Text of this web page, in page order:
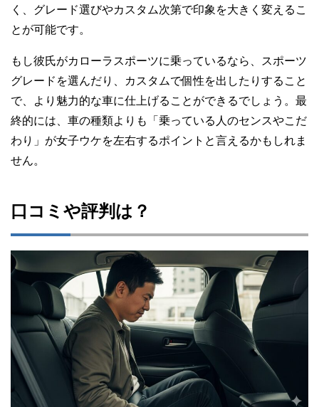
く、グレード選びやカスタム次第で印象を大きく変えるこ
とが可能です。
もし彼氏がカローラスポーツに乗っているなら、スポーツ
グレードを選んだり、カスタムで個性を出したりすること
で、より魅力的な車に仕上げることができるでしょう。最
終的には、車の種類よりも「乗っている人のセンスやこだ
わり」が女子ウケを左右するポイントと言えるかもしれま
せん。
口コミや評判は？